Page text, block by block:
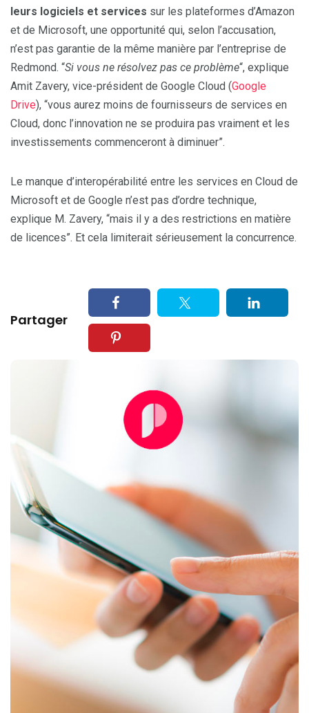
leurs logiciels et services sur les plateformes d’Amazon
et de Microsoft, une opportunité qui, selon l’accusation,
n’est pas garantie de la même manière par l’entreprise de
Redmond. “Si vous ne résolvez pas ce problème“, explique
Amit Zavery, vice-président de Google Cloud (Google
Drive), “vous aurez moins de fournisseurs de services en
Cloud, donc l’innovation ne se produira pas vraiment et les
investissements commenceront à diminuer”.
Le manque d’interopérabilité entre les services en Cloud de
Microsoft et de Google n’est pas d’ordre technique,
explique M. Zavery, “mais il y a des restrictions en matière
de licences”. Et cela limiterait sérieusement la concurrence.
Partager